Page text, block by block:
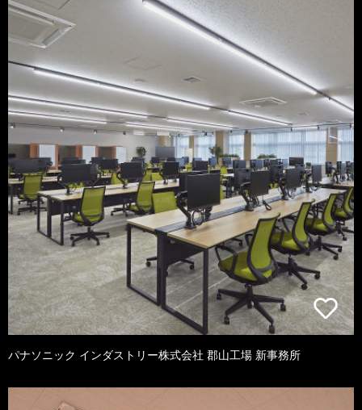
パナソニック インダストリー株式会社 郡山工場 新事務所